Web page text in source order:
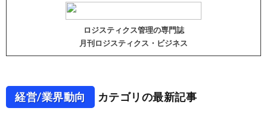
ロジスティクス管理の専門誌
月刊ロジスティクス・ビジネス
経営/業界動向 カテゴリの最新記事